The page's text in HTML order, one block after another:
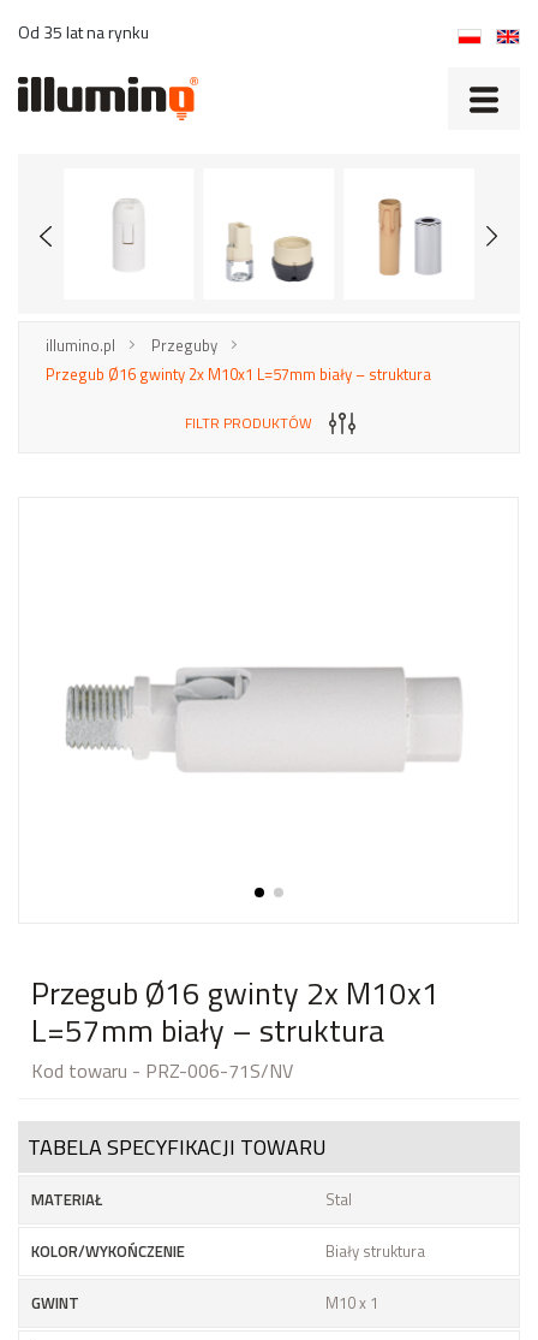
Od 35 lat na rynku
illumino.pl
Przeguby
Przegub Ø16 gwinty 2x M10x1 L=57mm biały – struktura
FILTR PRODUKTÓW
Przegub Ø16 gwinty 2x M10x1
L=57mm biały – struktura
Kod towaru - PRZ-006-71S/NV
TABELA SPECYFIKACJI TOWARU
MATERIAŁ Stal
KOLOR/WYKOŃCZENIE Biały struktura
GWINT M10 x 1